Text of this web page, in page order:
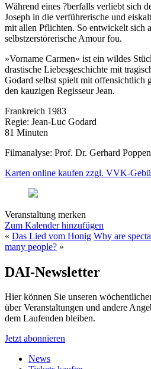
Während eines ?berfalls verliebt sich
Joseph in die verführerische und
mit allen Pflichten. So entwickelt sich
selbstzerstörerische Amour fou.
»Vorname Carmen« ist ein wildes
drastische Liebesgeschichte mit
Godard selbst spielt mit offensichtlich
den kauzigen Regisseur Jean.
Frankreich 1983
Regie: Jean-Luc Godard
81 Minuten
Filmanalyse: Prof. Dr. Gerhard
Karten online kaufen zzgl. VVK-
Veranstaltung merken
Zum Kalender hinzufügen
« Das Lied vom Honig Why are
many people? »
DAI-Newsletter
Hier können Sie unseren
über Veranstaltungen und andere
dem Laufenden bleiben.
Jetzt abonnieren
News